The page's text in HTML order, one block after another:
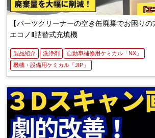
【パーツクリーナーの空き缶廃棄でお困りの
エコノⅡ詰替式充填機
製品紹介 洗浄剤
自動車補修用ケミカル「NX」
機械・設備用ケミカル「JIP」